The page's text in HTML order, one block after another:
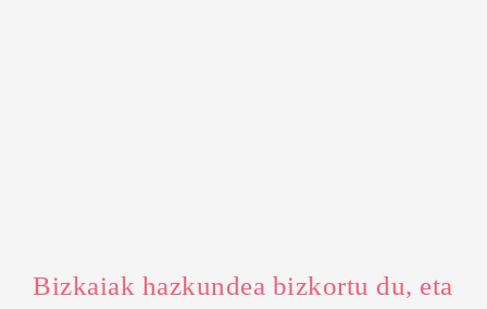
Bizkaiak hazkundea bizkortu du, eta